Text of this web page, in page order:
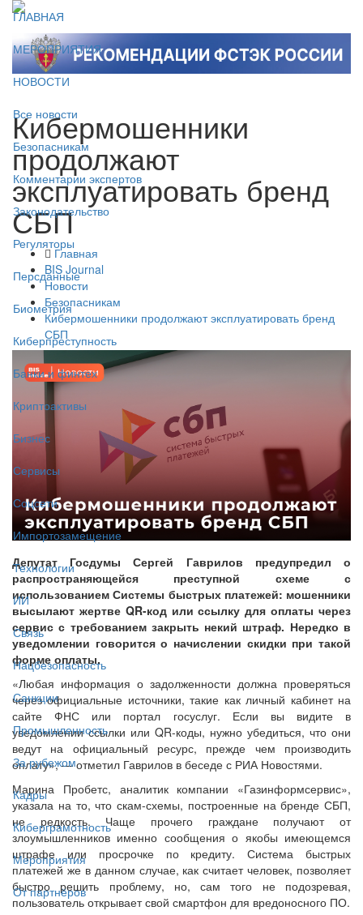
ГЛАВНАЯ
МЕРОПРИЯТИЯ
НОВОСТИ
Все новости
Безопасникам
Комментарии экспертов
Законодательство
Регуляторы
Персданные
Биометрия
Киберпреступность
Банки и финтех
Криптоактивы
Бизнес
Сервисы
Соцсети
Импортозамещение
Технологии
ИИ
Связь
Нацбезопасность
Санкции
Промышленность
За рубежом
Кадры
Киберграмотность
Мероприятия
От партнёров
Кибермошенники
продолжают
эксплуатировать бренд
СБП
Главная
BIS Journal
Новости
Безопасникам
Кибермошенники продолжают эксплуатировать бренд
СБП
Депутат Госдумы Сергей Гаврилов предупредил о
распространяющейся преступной схеме с
использованием Системы быстрых платежей: мошенники
высылают жертве QR-код или ссылку для оплаты через
сервис с требованием закрыть некий штраф. Нередко в
уведомлении говорится о начислении скидки при такой
форме оплаты.
«Любая информация о задолженности должна проверяться
через официальные источники, такие как личный кабинет на
сайте ФНС или портал госуслуг. Если вы видите в
уведомлении ссылки или QR-коды, нужно убедиться, что они
ведут на официальный ресурс, прежде чем производить
оплату», — отметил Гаврилов в беседе с РИА Новостями.
Марина Пробетс, аналитик компании «Газинформсервис»,
указала на то, что скам-схемы, построенные на бренде СБП,
не редкость. Чаще прочего граждане получают от
злоумышленников именно сообщения о якобы имеющемся
штрафе или просрочке по кредиту. Система быстрых
платежей же в данном случае, как считает человек, позволяет
быстро решить проблему, но, сам того не подозревая,
пользователь открывает свой смартфон для вредоносного ПО.